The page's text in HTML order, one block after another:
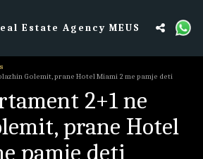
Estate Agency MEUS
Golemit, prane Hotel Miami 2 me pamje deti
2+1 ne
prane Hotel
pamje deti